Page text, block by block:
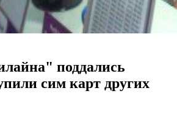
поддались
сим карт других